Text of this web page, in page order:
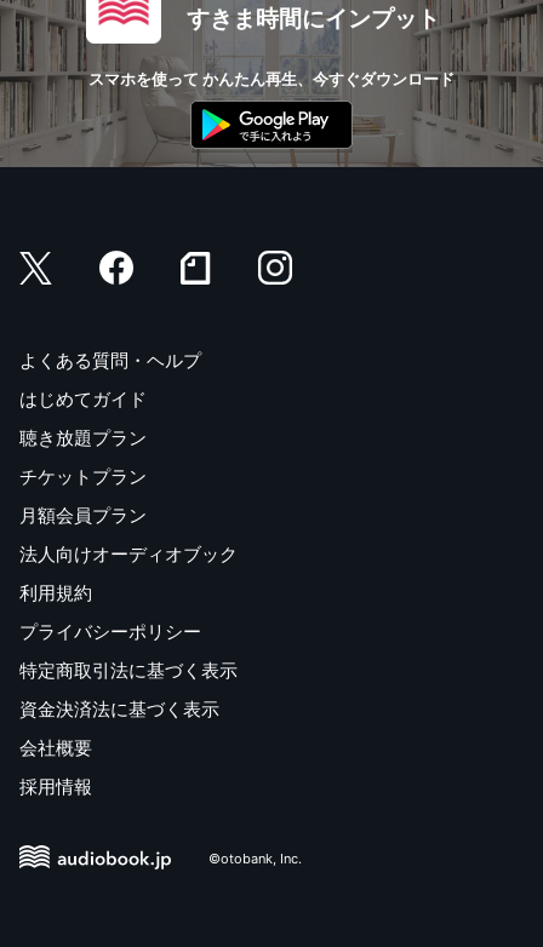
すきま時間にインプット
スマホを使って かんたん再生、今すぐダウンロード
よくある質問・ヘルプ
はじめてガイド
聴き放題プラン
チケットプラン
月額会員プラン
法人向けオーディオブック
利用規約
プライバシーポリシー
特定商取引法に基づく表示
資金決済法に基づく表示
会社概要
採用情報
©otobank, Inc.